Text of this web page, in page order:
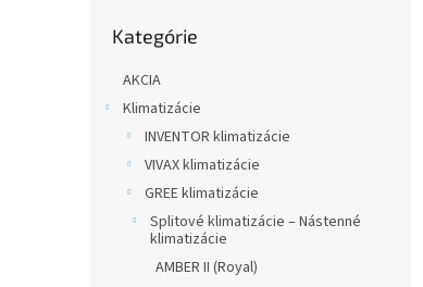
kategórie
Kategórie
AKCIA
Klimatizácie
INVENTOR klimatizácie
VIVAX klimatizácie
GREE klimatizácie
Splitové klimatizácie – Nástenné
klimatizácie
AMBER II (Royal)